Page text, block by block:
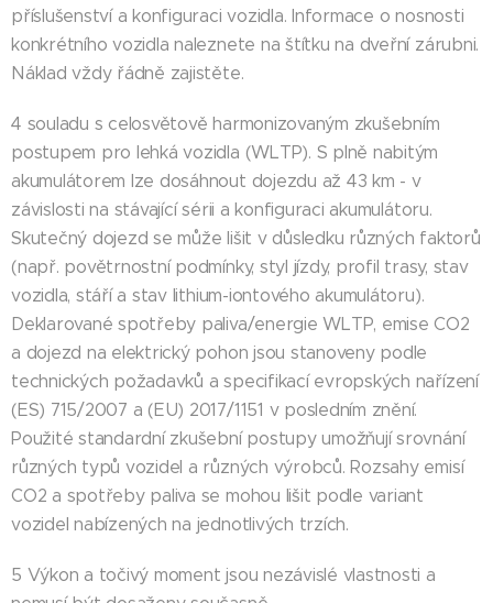
příslušenství a konfiguraci vozidla. Informace o nosnosti
konkrétního vozidla naleznete na štítku na dveřní zárubni.
Náklad vždy řádně zajistěte.
4 souladu s celosvětově harmonizovaným zkušebním
postupem pro lehká vozidla (WLTP). S plně nabitým
akumulátorem lze dosáhnout dojezdu až 43 km - v
závislosti na stávající sérii a konfiguraci akumulátoru.
Skutečný dojezd se může lišit v důsledku různých faktorů
(např. povětrnostní podmínky, styl jízdy, profil trasy, stav
vozidla, stáří a stav lithium-iontového akumulátoru).
Deklarované spotřeby paliva/energie WLTP, emise CO2
a dojezd na elektrický pohon jsou stanoveny podle
technických požadavků a specifikací evropských nařízení
(ES) 715/2007 a (EU) 2017/1151 v posledním znění.
Použité standardní zkušební postupy umožňují srovnání
různých typů vozidel a různých výrobců. Rozsahy emisí
CO2 a spotřeby paliva se mohou lišit podle variant
vozidel nabízených na jednotlivých trzích.
5 Výkon a točivý moment jsou nezávislé vlastnosti a